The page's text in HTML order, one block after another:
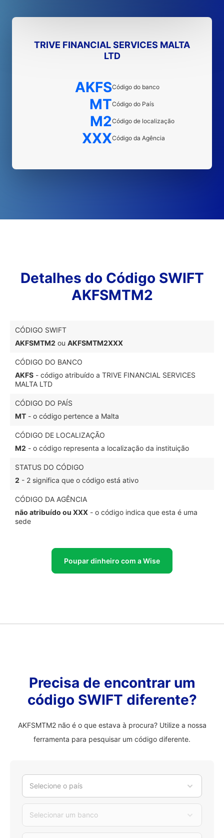
TRIVE FINANCIAL SERVICES MALTA
LTD
AKFSCódigo do banco
MTCódigo do País
M2Código de localização
XXXCódigo da Agência
Detalhes do Código SWIFT
AKFSMTM2
CÓDIGO SWIFT
AKFSMTM2 ou AKFSMTM2XXX
CÓDIGO DO BANCO
AKFS - código atribuído a TRIVE FINANCIAL SERVICES
MALTA LTD
CÓDIGO DO PAÍS
MT - o código pertence a Malta
CÓDIGO DE LOCALIZAÇÃO
M2 - o código representa a localização da instituição
STATUS DO CÓDIGO
2 - 2 significa que o código está ativo
CÓDIGO DA AGÊNCIA
não atribuído ou XXX - o código indica que esta é uma
sede
Poupar dinheiro com a Wise
Precisa de encontrar um
código SWIFT diferente?
AKFSMTM2 não é o que estava à procura? Utilize a nossa
ferramenta para pesquisar um código diferente.
Selecione o país
Selecionar um banco